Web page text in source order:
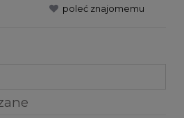
poleć znajomemu